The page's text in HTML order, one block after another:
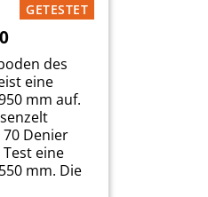
GETESTET
des
eine
mm auf.
Denier
eine
mm. Die